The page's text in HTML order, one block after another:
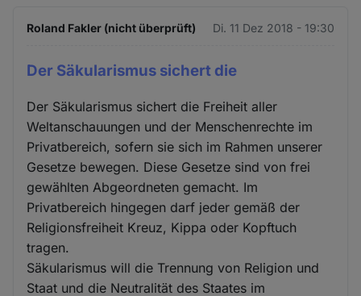
Roland Fakler (nicht überprüft) Di. 11 Dez 2018 - 19:30
Der Säkularismus sichert die
Der Säkularismus sichert die Freiheit aller
Weltanschauungen und der Menschenrechte im
Privatbereich, sofern sie sich im Rahmen unserer
Gesetze bewegen. Diese Gesetze sind von frei
gewählten Abgeordneten gemacht. Im
Privatbereich hingegen darf jeder gemäß der
Religionsfreiheit Kreuz, Kippa oder Kopftuch
tragen.
Säkularismus will die Trennung von Religion und
Staat und die Neutralität des Staates im